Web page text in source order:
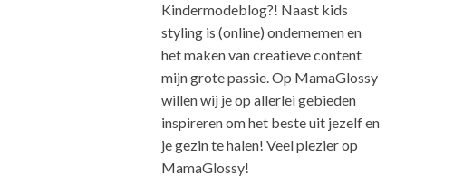
Kindermodeblog?! Naast kids
styling is (online) ondernemen en
het maken van creatieve content
mijn grote passie. Op MamaGlossy
willen wij je op allerlei gebieden
inspireren om het beste uit jezelf en
je gezin te halen! Veel plezier op
MamaGlossy!